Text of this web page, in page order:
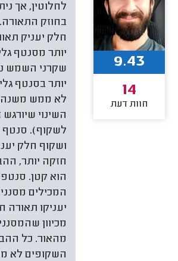
לחלוטין, אך
בחוזק
חלק יעניק
יותר מסנטף
שקרני השמש
יותר בסנטף
לא ממש
השינוי
לשקוף). סנטף
ושקוף חלק
חזקה יותר,
יעניקו תאורה
מכיוון
מהאור. כל
השקופים לא
9.43
14
חוות דעת